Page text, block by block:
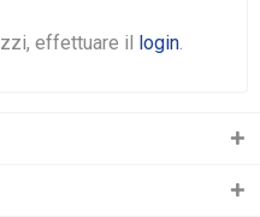
effettuare il login.